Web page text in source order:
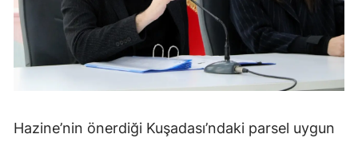
Hazine’nin önerdiği Kuşadası’ndaki parsel uygun